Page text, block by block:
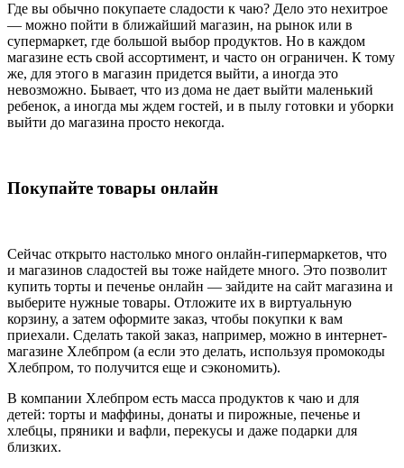
Где вы обычно покупаете сладости к чаю? Дело это нехитрое
— можно пойти в ближайший магазин, на рынок или в
супермаркет, где большой выбор продуктов. Но в каждом
магазине есть свой ассортимент, и часто он ограничен. К тому
же, для этого в магазин придется выйти, а иногда это
невозможно. Бывает, что из дома не дает выйти маленький
ребенок, а иногда мы ждем гостей, и в пылу готовки и уборки
выйти до магазина просто некогда.
Покупайте товары онлайн
Сейчас открыто настолько много онлайн-гипермаркетов, что
и магазинов сладостей вы тоже найдете много. Это позволит
купить торты и печенье онлайн — зайдите на сайт магазина и
выберите нужные товары. Отложите их в виртуальную
корзину, а затем оформите заказ, чтобы покупки к вам
приехали. Сделать такой заказ, например, можно в интернет-
магазине Хлебпром (а если это делать, используя промокоды
Хлебпром, то получится еще и сэкономить).
В компании Хлебпром есть масса продуктов к чаю и для
детей: торты и маффины, донаты и пирожные, печенье и
хлебцы, пряники и вафли, перекусы и даже подарки для
близких.